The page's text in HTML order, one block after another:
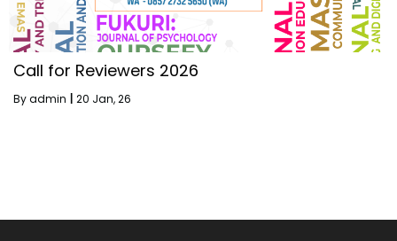
Call for Reviewers 2026
Byadmin 20 Jan, 26